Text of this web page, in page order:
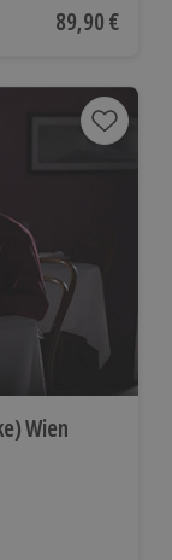
Aktueller
89,90 €
Wien